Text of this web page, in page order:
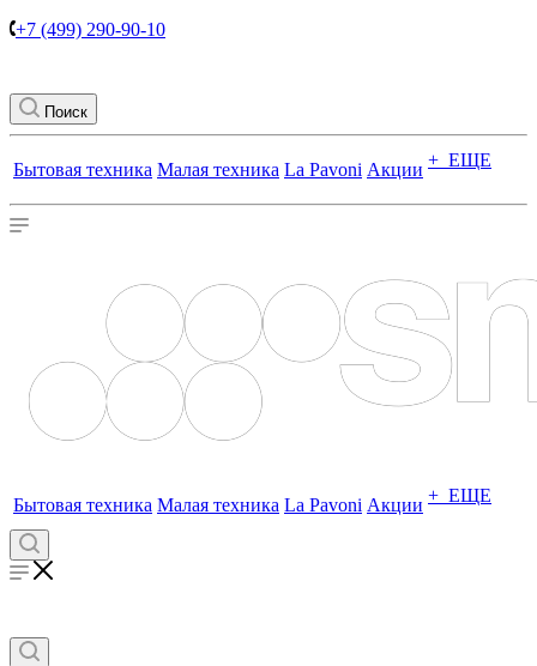
+7 (499) 290-90-10
Поиск
Бытовая техника Малая техника La Pavoni Акции + ЕЩЕ
Бытовая техника Малая техника La Pavoni Акции + ЕЩЕ